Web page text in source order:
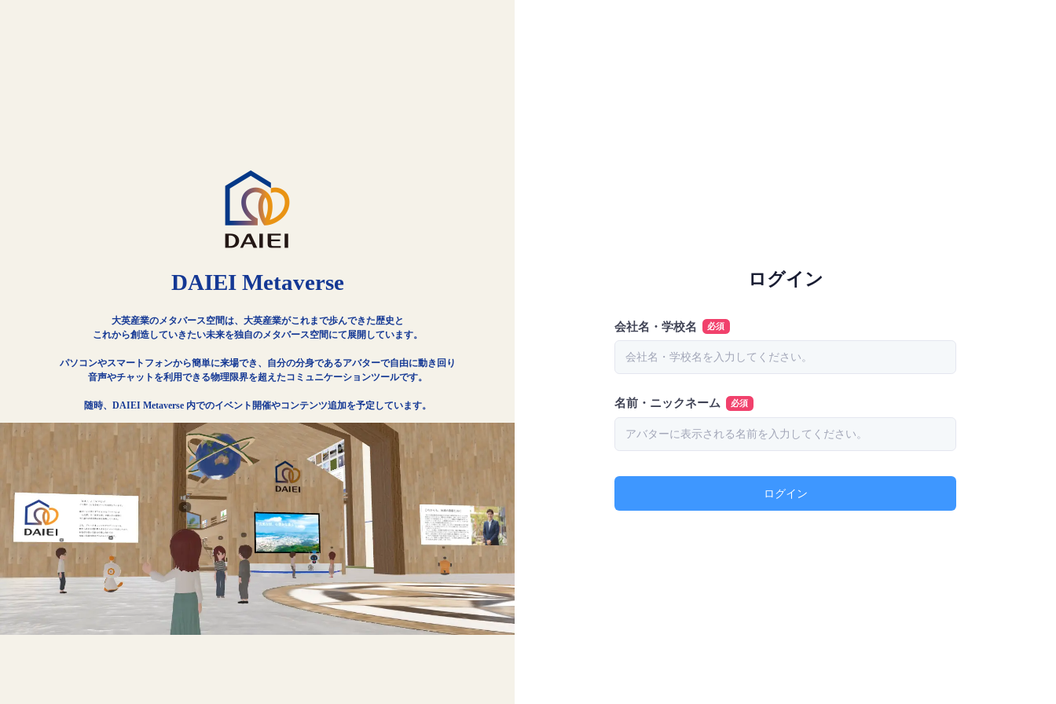
DAIEI Metaverse
大英産業のメタバース空間は、大英産業がこれまで歩んできた歴史と
これから創造していきたい未来を独自のメタバース空間にて展開しています。
パソコンやスマートフォンから簡単に来場でき、自分の分身であるアバターで自由に動き回り
音声やチャットを利用できる物理限界を超えたコミュニケーションツールです。
随時、DAIEI Metaverse 内でのイベント開催やコンテンツ追加を予定しています。
ログイン
会社名・学校名 必須
名前・ニックネーム 必須
ログイン